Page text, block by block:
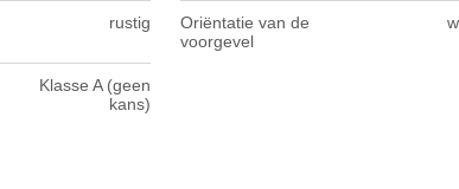
rustig
Oriëntatie van de
voorgevel
Klasse A (geen
kans)